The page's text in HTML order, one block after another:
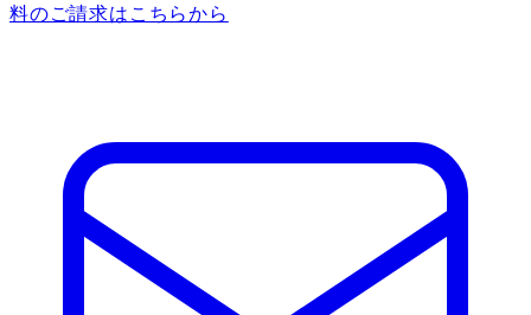
料のご請求はこちらから